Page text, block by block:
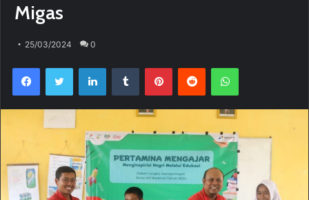
Migas
25/03/2024 0